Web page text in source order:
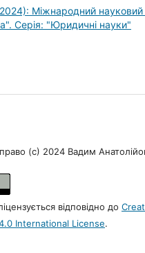
Міжнародний
Серія: "Юридичні науки"
(c) 2024 Вадим
відповідно до
International License.